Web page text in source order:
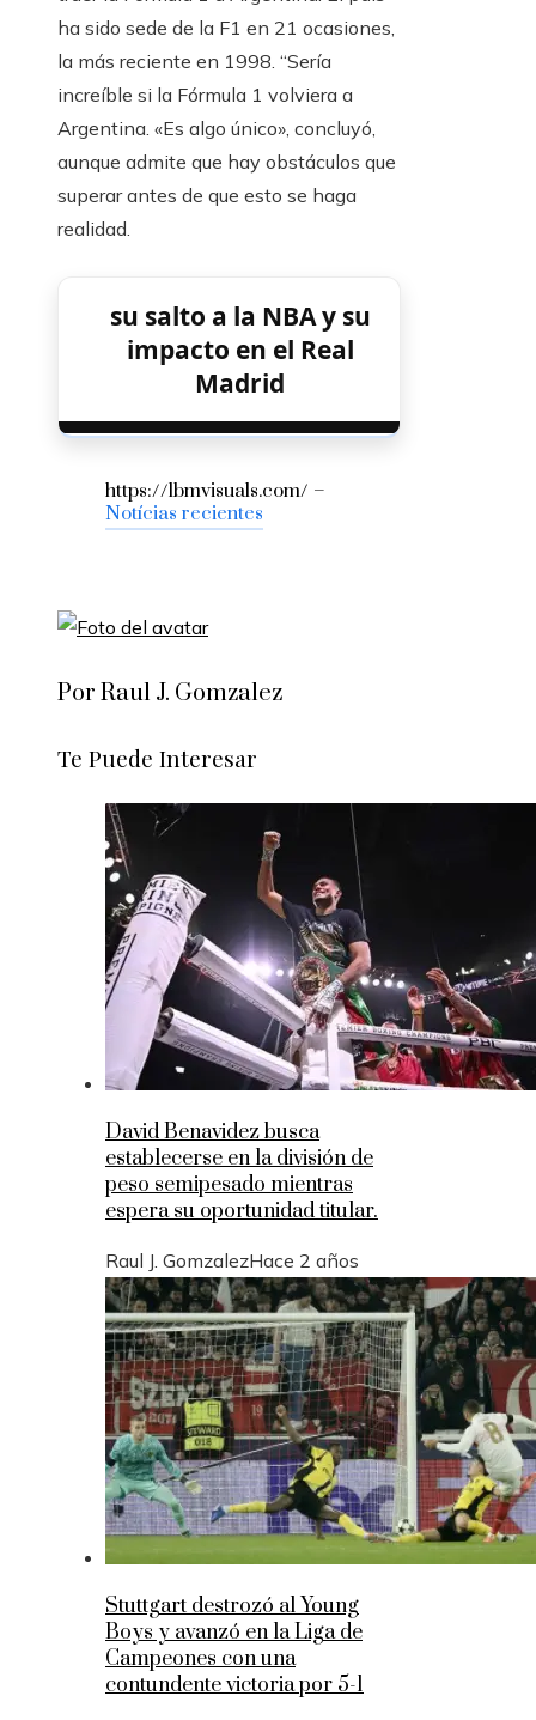
ha sido sede de la F1 en 21 ocasiones,
la más reciente en 1998. “Sería
increíble si la Fórmula 1 volviera a
Argentina. «Es algo único», concluyó,
aunque admite que hay obstáculos que
superar antes de que esto se haga
realidad.
su salto a la NBA y su
impacto en el Real
Madrid
https://lbmvisuals.com/ –
Notícias recientes
Por Raul J. Gomzalez
Te Puede Interesar
David Benavidez busca
establecerse en la división de
peso semipesado mientras
espera su oportunidad titular.
Raul J. GomzalezHace 2 años
Stuttgart destrozó al Young
Boys y avanzó en la Liga de
Campeones con una
contundente victoria por 5-1